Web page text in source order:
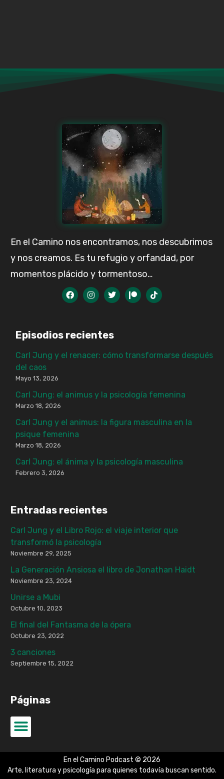
En el Camino nos encontramos, nos descubrimos
y nos creamos. Es tu refugio y orfandad, por
momentos plácido y tormentoso…
Episodios recientes
Carl Jung y el renacer: cómo transformarse después
del caos
Mayo 13, 2026
Carl Jung: el animus y la psicología femenina
Marzo 18, 2026
Carl Jung y el animus: la figura masculina en la
psique femenina
Marzo 18, 2026
Carl Jung: el ánima y la psicología masculina
Febrero 3, 2026
Entradas recientes
Carl Jung y el Libro Rojo: el viaje interior que
transformó la psicología
Noviembre 29, 2025
La Generación Ansiosa el libro de Jonathan Haidt
Noviembre 23, 2024
Unirse a Mubi
Octubre 10, 2023
El final del Fantasma de la ópera
Octubre 23, 2022
3 canciones
Septiembre 15, 2022
Páginas
En el Camino Podcast © 2026
Arte, literatura y psicología para quienes todavía buscan sentido.